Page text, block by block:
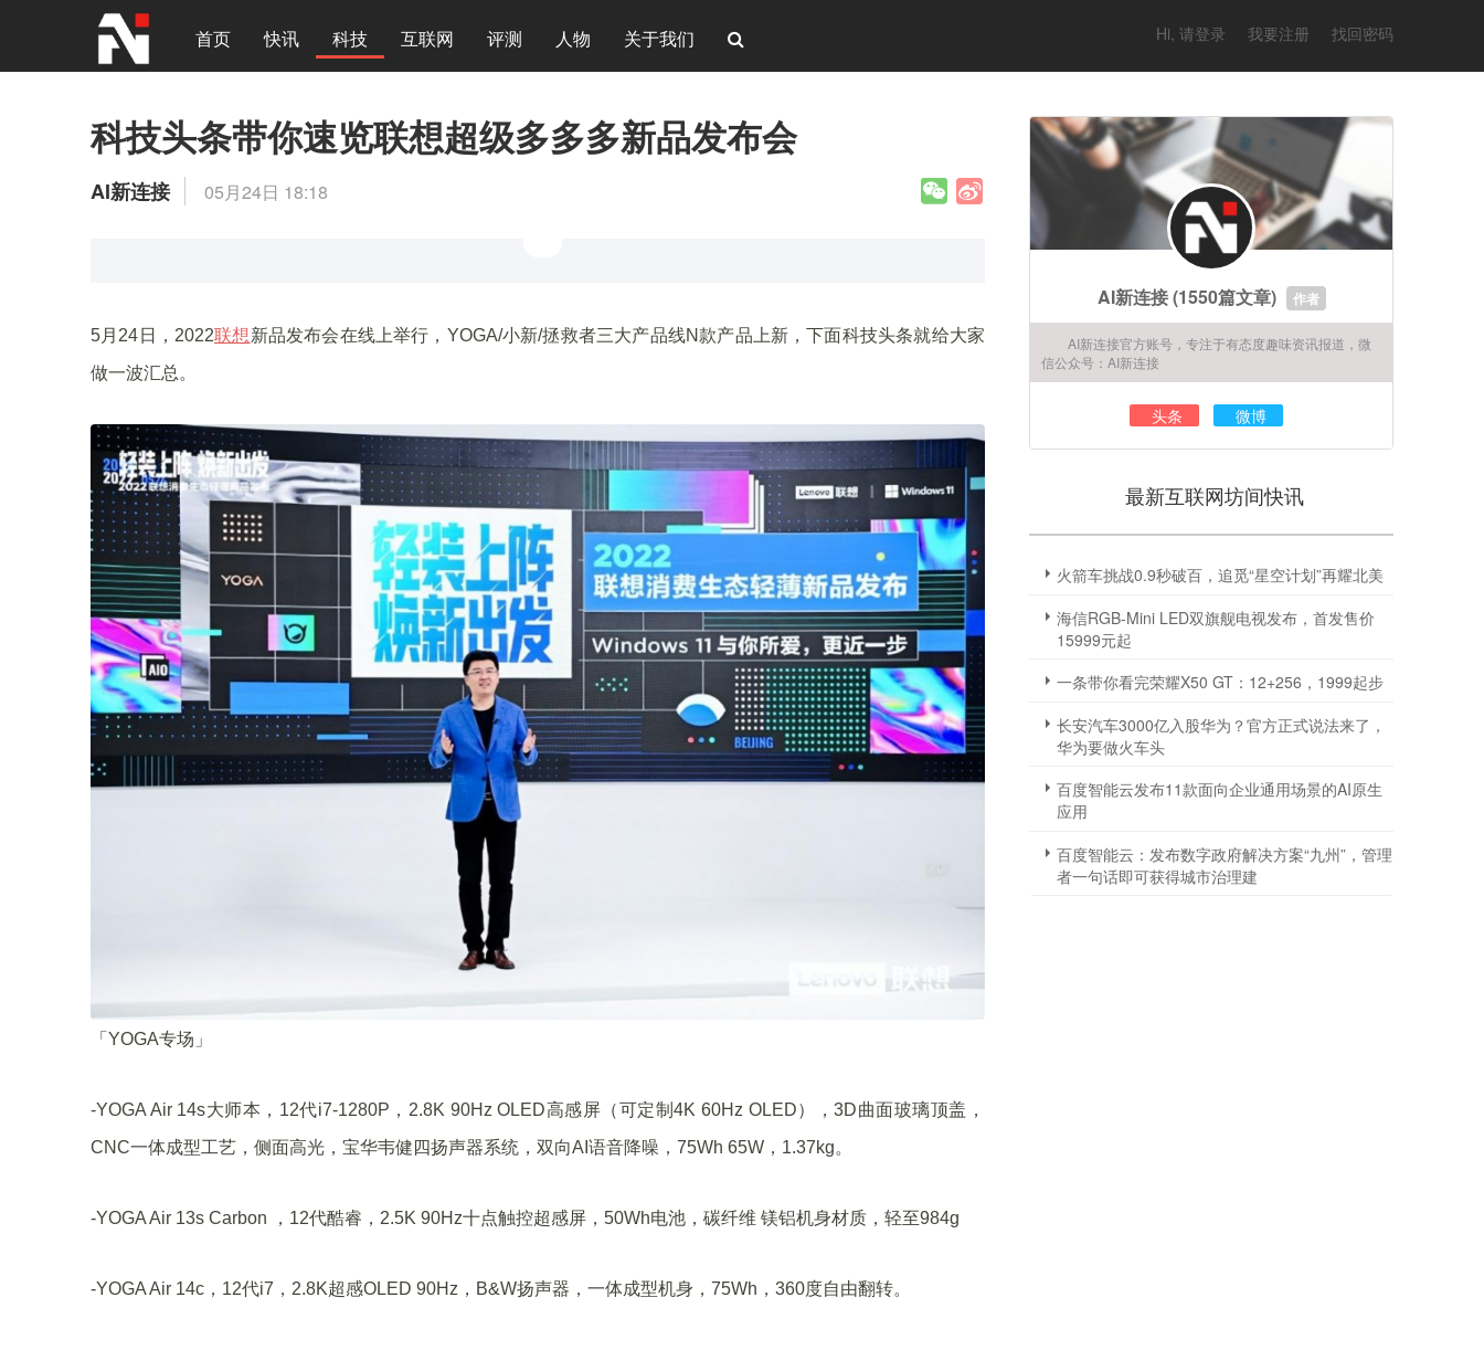
首页 快讯 科技 互联网 评测 人物 关于我们 Hi, 请登录 我要注册 找回密码
科技头条带你速览联想超级多多多新品发布会
AI新连接 05月24日 18:18
5月24日，2022联想新品发布会在线上举行，YOGA/小新/拯救者三大产品线N款产品上新，下面科技头条就给大家
做一波汇总。
「YOGA专场」
-YOGA Air 14s大师本，12代i7-1280P，2.8K 90Hz OLED高感屏（可定制4K 60Hz OLED），3D曲面玻璃顶盖，
CNC一体成型工艺，侧面高光，宝华韦健四扬声器系统，双向AI语音降噪，75Wh 65W，1.37kg。
-YOGA Air 13s Carbon ，12代酷睿，2.5K 90Hz十点触控超感屏，50Wh电池，碳纤维 镁铝机身材质，轻至984g
-YOGA Air 14c，12代i7，2.8K超感OLED 90Hz，B&W扬声器，一体成型机身，75Wh，360度自由翻转。
AI新连接(1550篇文章) 作者
AI新连接官方账号，专注于有态度趣味资讯报道，微
信公众号：AI新连接
头条 微博
最新互联网坊间快讯
火箭车挑战0.9秒破百，追觅“星空计划”再耀北美
海信RGB-Mini LED双旗舰电视发布，首发售价
15999元起
一条带你看完荣耀X50 GT：12+256，1999起步
长安汽车3000亿入股华为？官方正式说法来了，
华为要做火车头
百度智能云发布11款面向企业通用场景的AI原生
应用
百度智能云：发布数字政府解决方案“九州”，管理
者一句话即可获得城市治理建